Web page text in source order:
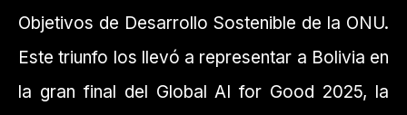
Objetivos de Desarrollo Sostenible de la ONU.
Este triunfo los llevó a representar a Bolivia en
la gran final del Global AI for Good 2025, la